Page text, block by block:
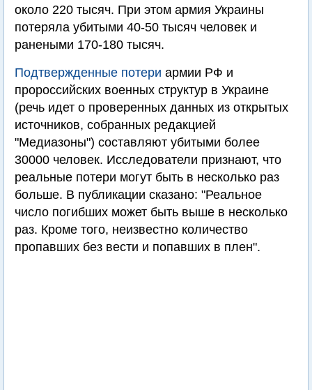
около 220 тысяч. При этом армия Украины
потеряла убитыми 40-50 тысяч человек и
ранеными 170-180 тысяч.
Подтвержденные потери армии РФ и
пророссийских военных структур в Украине
(речь идет о проверенных данных из открытых
источников, собранных редакцией
"Медиазоны") составляют убитыми более
30000 человек. Исследователи признают, что
реальные потери могут быть в несколько раз
больше. В публикации сказано: "Реальное
число погибших может быть выше в несколько
раз. Кроме того, неизвестно количество
пропавших без вести и попавших в плен".